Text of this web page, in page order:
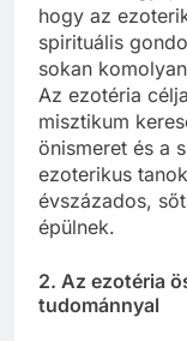
hogy az
spirituális
sokan
Az ezotéria
misztikum
önismeret és a
ezoterikus
évszázados,
épülnek.
2. Az ezotéria
tudománnyal